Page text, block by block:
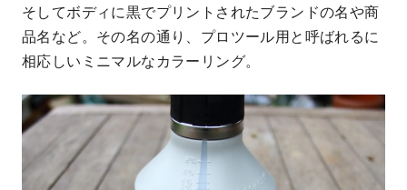
そしてボディに黒でプリントされたブランドの名や商
品名など。その名の通り、プロツール用と呼ばれるに
相応しいミニマルなカラーリング。